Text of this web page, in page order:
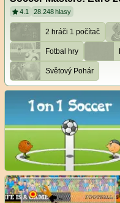
4.1 28.248 hlasy
2 hráči 1 počítač
Fotbal hry
Světový Pohár